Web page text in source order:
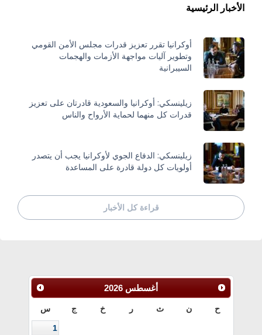
الأخبار الرئيسية
أوكرانيا تقرر تعزيز قدرات مجلس الأمن القومي
وتطوير آليات مواجهة الأزمات والهجمات
السيبرانية
زيلينسكي: أوكرانيا والسعودية قادرتان على تعزيز
قدرات كل منهما لحماية الأرواح والناس
زيلينسكي: الدفاع الجوي لأوكرانيا يجب أن يتصدر
أولويات كل دولة قادرة على المساعدة
قراءة كل الأخبار
أغسطس 2026
ح ن ث ر خ ج س
1